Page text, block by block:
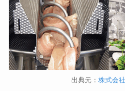
出典元： 株式会